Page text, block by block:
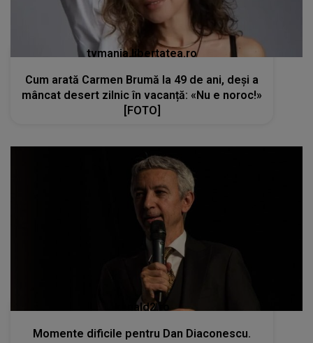
tvmania.libertatea.ro
Cum arată Carmen Brumă la 49 de ani, deși a
mâncat desert zilnic în vacanță: «Nu e noroc!»
[FOTO]
kanald2.ro
Momente dificile pentru Dan Diaconescu.